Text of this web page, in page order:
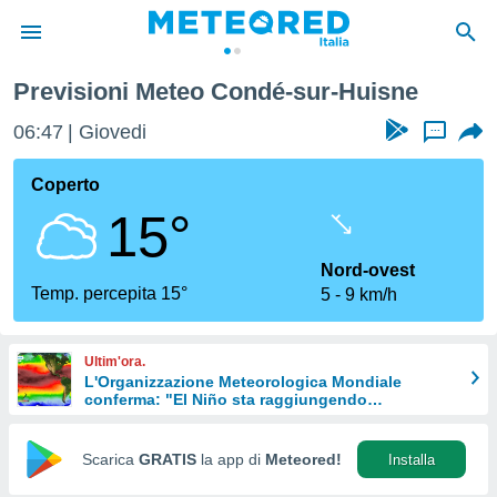
di
per
le
di
Web
Previsioni Meteo Condé-sur-Huisne
06:47 Giovedi ...
Coperto
15°
Temp. percepita 15°
Nord-ovest
5
9 km/h
Ultim'ora.
L'Organizzazione Meteorologica Mondiale
conferma: "El Niño sta raggiungendo
Scarica GRATIS la app di Meteored! Installa